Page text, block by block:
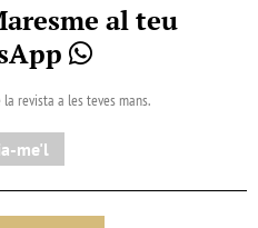
al teu
revista a les teves mans.
me'l